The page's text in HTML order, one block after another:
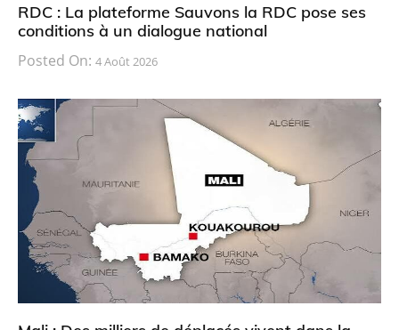
RDC : La plateforme Sauvons la RDC pose ses
conditions à un dialogue national
Posted On: 4 Août 2026